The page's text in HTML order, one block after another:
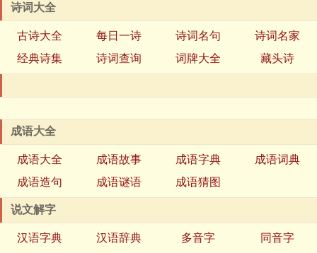
诗词大全
古诗大全 每日一诗 诗词名句
诗词名家
经典诗集
诗词查询 词牌大全 藏头诗
成语大全
成语大全 成语故事 成语字典
成语词典
成语造句
成语谜语 成语猜图
说文解字
汉语字典 汉语辞典 多音字
同音字